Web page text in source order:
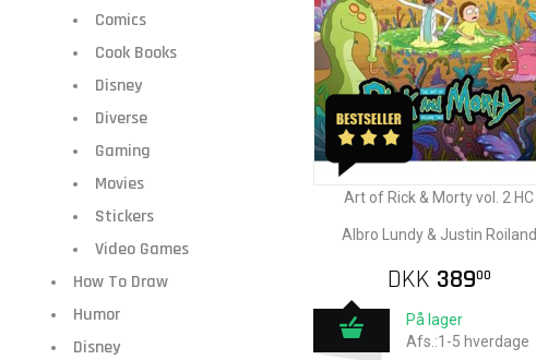
Comics
Cook Books
Disney
Diverse
Gaming
Movies
Stickers
Video Games
How To Draw
Humor
Disney
Art of Rick & Morty vol. 2 HC
Albro Lundy & Justin Roiland
DKK 38900
På lager
Afs.:1-5 hverdage